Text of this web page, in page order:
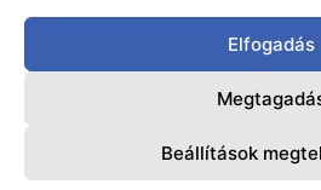
Elfogadás
Beállítások
Adatvédelmi
Általános Szerződési
© GASZTROKLINIKA 2024 – Minden jog